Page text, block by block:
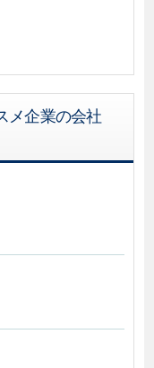
メ企業の会社